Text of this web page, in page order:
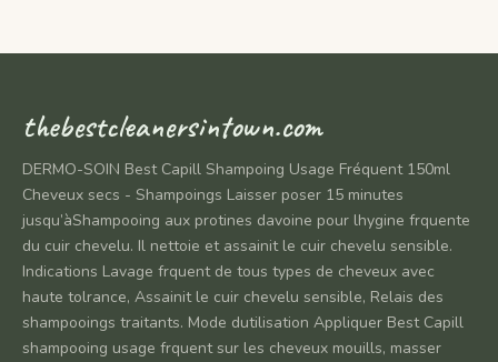
thebestcleanersintown.com
DERMO-SOIN Best Capill Shampoing Usage Fréquent 150ml
Cheveux secs - Shampoings Laisser poser 15 minutes
jusqu’àShampooing aux protines davoine pour lhygine frquente
du cuir chevelu. Il nettoie et assainit le cuir chevelu sensible.
Indications Lavage frquent de tous types de cheveux avec
haute tolrance, Assainit le cuir chevelu sensible, Relais des
shampooings traitants. Mode dutilisation Appliquer Best Capill
shampooing usage frquent sur les cheveux mouills, masser